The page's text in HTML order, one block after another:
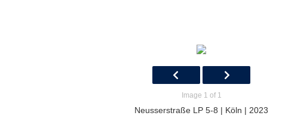
Image 1 of 1
Neusserstraße LP 5-8 | Köln | 2023